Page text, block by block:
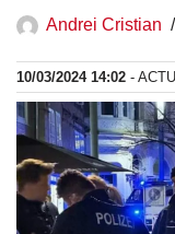
Andrei Cristian
10/03/2024 14:02 -